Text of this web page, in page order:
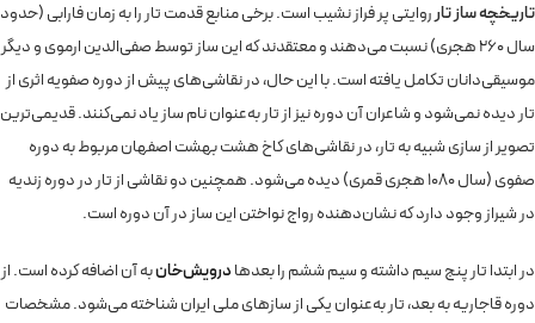
تاریخچه ساز تارروایتی پر فراز نشیب است. برخی منابع قدمت تار را به زمان فارابی (حدود
سال 260 هجری) نسبت می‌دهند و معتقدند که این ساز توسط صفی‌الدین ارموی و دیگر
موسیقی‌دانان تکامل یافته است. با این حال، در نقاشی‌های پیش از دوره صفویه اثری از
تار دیده نمی‌شود و شاعران آن دوره نیز از تار به‌عنوان نام ساز یاد نمی‌کنند. قدیمی‌ترین
تصویر از سازی شبیه به تار، در نقاشی‌های کاخ هشت بهشت اصفهان مربوط به دوره
صفوی (سال 1080 هجری قمری) دیده می‌شود. همچنین دو نقاشی از تار در دوره زندیه
در شیراز وجود دارد که نشان‌دهنده رواج نواختن این ساز در آن دوره است.
در ابتدا تار پنج سیم داشته و سیم ششم را بعدهادرویش‌خانبه آن اضافه کرده است. از
دوره قاجاریه به بعد، تار به‌عنوان یکی از سازهای ملی ایران شناخته می‌شود. مشخصات